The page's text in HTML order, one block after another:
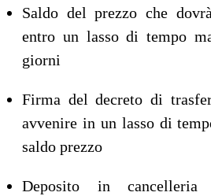
Saldo del prezzo che
entro un lasso di tempo
giorni
Firma del decreto di
avvenire in un lasso di
saldo prezzo
Deposito in